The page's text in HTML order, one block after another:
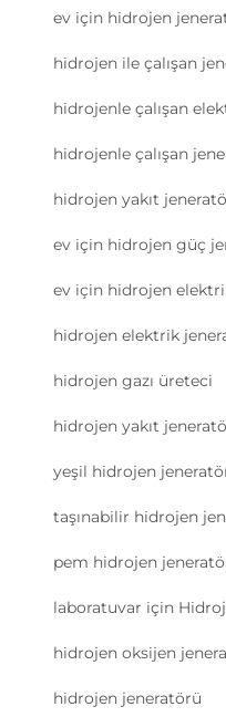
ev için hidrojen
hidrojen ile çalışan
hidrojenle çalışan
hidrojenle çalışan
hidrojen yakıt
ev için hidrojen güç
ev için hidrojen
hidrojen elektrik
hidrojen gazı üreteci
hidrojen yakıt
yeşil hidrojen
taşınabilir hidrojen
pem hidrojen
laboratuvar için
hidrojen oksijen
hidrojen jeneratörü